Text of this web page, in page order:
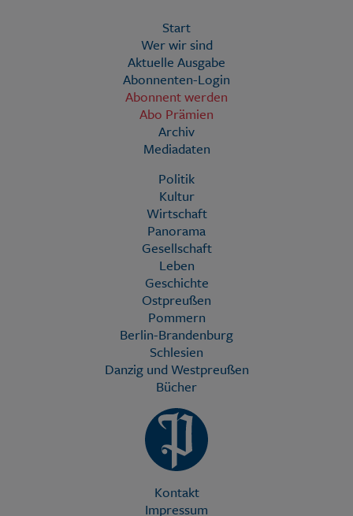
Start
Wer wir sind
Aktuelle Ausgabe
Abonnenten-Login
Abonnent werden
Abo Prämien
Archiv
Mediadaten
Politik
Kultur
Wirtschaft
Panorama
Gesellschaft
Leben
Geschichte
Ostpreußen
Pommern
Berlin-Brandenburg
Schlesien
Danzig und Westpreußen
Bücher
Kontakt
Impressum